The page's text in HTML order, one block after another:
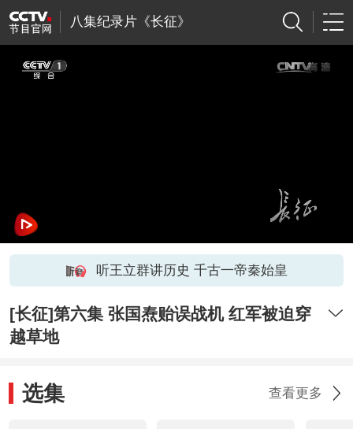
八集纪录片《长征》
听王立群讲历史 千古一帝秦始皇
[长征]第六集 张国焘贻误战机 红军被迫穿
越草地
选集 查看更多